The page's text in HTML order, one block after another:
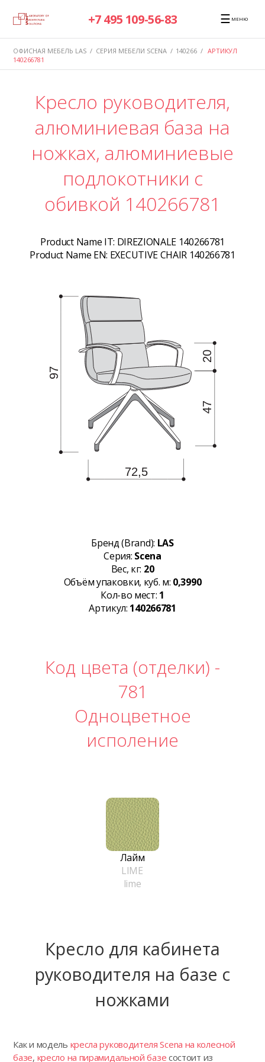
+7 495 109-56-83 ☰ МЕНЮ
ОФИСНАЯ МЕБЕЛЬ LAS / СЕРИЯ МЕБЕЛИ SCENA / 140266 / АРТИКУЛ
140266781
Кресло руководителя,
алюминиевая база на
ножках, алюминиевые
подлокотники с
обивкой 140266781
Product Name IT: DIREZIONALE 140266781
Product Name EN: EXECUTIVE CHAIR 140266781
Бренд (Brand): LAS
Серия: Scena
Вес, кг: 20
Объём упаковки, куб. м: 0,3990
Кол-во мест: 1
Артикул: 140266781
Код цвета (отделки) -
781
Одноцветное
исполение
Лайм
LIME
lime
Кресло для кабинета
руководителя на базе с
ножками
Как и модель кресла руководителя Scena на колесной
базе, кресло на пирамидальной базе состоит из